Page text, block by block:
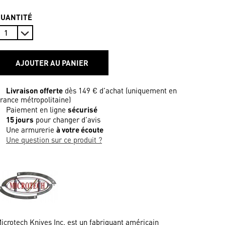
AJOUTER AU PANIER
Livraison offerte dès 149 € d’achat (uniquement en
métropolitaine)
Paiement en ligne sécurisé
15 jours pour changer d’avis
Une armurerie à votre écoute
Une question sur ce produit ?
Knives Inc. est un fabriquant américain